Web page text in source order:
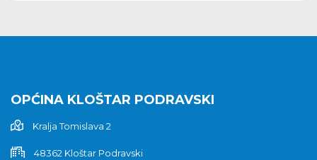
OPĆINA KLOŠTAR PODRAVSKI
Kralja Tomislava 2
48362 Kloštar Podravski